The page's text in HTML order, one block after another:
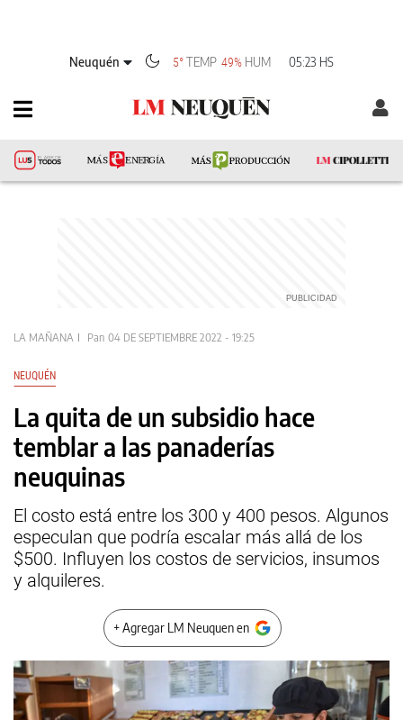
Neuquén 5°TEMP 49% HUM 05:23 HS
LA MAÑANA Pan 04 DE SEPTIEMBRE 2022 - 19:25
NEUQUÉN
La quita de un subsidio hace
temblar a las panaderías
neuquinas
El costo está entre los 300 y 400 pesos. Algunos
especulan que podría escalar más allá de los
$500. Influyen los costos de servicios, insumos
y alquileres.
+ Agregar LM Neuquen en